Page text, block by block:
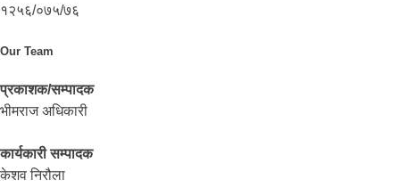
१२५६/०७५/७६
Our Team
प्रकाशक/सम्पादक
भीमराज अधिकारी
कार्यकारी सम्पादक
केशव निरौला